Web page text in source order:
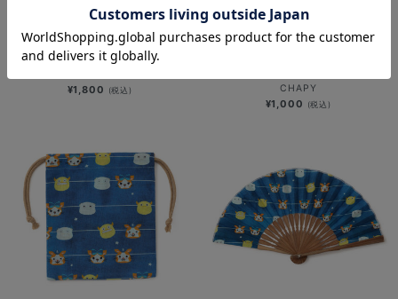
てぬぐい/お面屋さん/DB.スターマン
¥1,800 (税込)
CHAPY
¥1,000 (税込)